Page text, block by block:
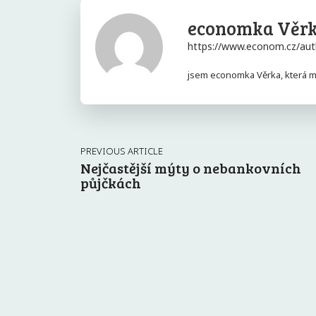
economka
https://www.econom.cz/
jsem economka Věrka, která
PREVIOUS ARTICLE
Nejčastější mýty o nebankovních
půjčkách